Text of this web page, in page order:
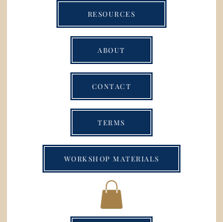
RESOURCES
ABOUT
CONTACT
TERMS
WORKSHOP MATERIALS